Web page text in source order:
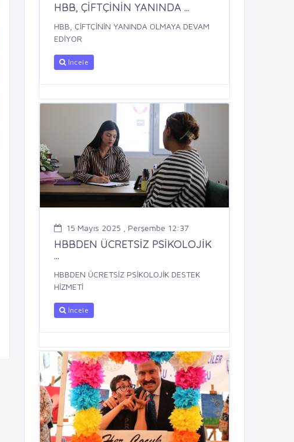
HBB, ÇİFTÇİNİN YANINDA ...
HBB, ÇİFTÇİNİN YANINDA OLMAYA DEVAM
EDİYOR
İncele
15 Mayıs 2025 , Perşembe 12:37
HBBDEN ÜCRETSİZ PSİKOLOJİK
...
HBBDEN ÜCRETSİZ PSİKOLOJİK DESTEK
HİZMETİ
İncele